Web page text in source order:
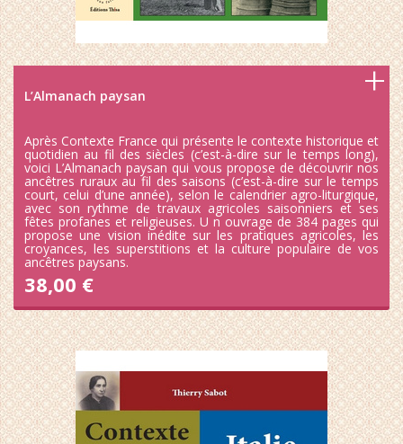
L’Almanach paysan
Après Contexte France qui présente le contexte historique et
quotidien au fil des siècles (c’est-à-dire sur le temps long),
voici L’Almanach paysan qui vous propose de découvrir nos
ancêtres ruraux au fil des saisons (c’est-à-dire sur le temps
court, celui d’une année), selon le calendrier agro-liturgique,
avec son rythme de travaux agricoles saisonniers et ses
fêtes profanes et religieuses. U n ouvrage de 384 pages qui
propose une vision inédite sur les pratiques agricoles, les
croyances, les superstitions et la culture populaire de vos
ancêtres paysans.
38,00 €